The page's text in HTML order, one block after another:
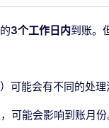
3个工作日内到账。
可能会有不同的处理
可能会影响到账月